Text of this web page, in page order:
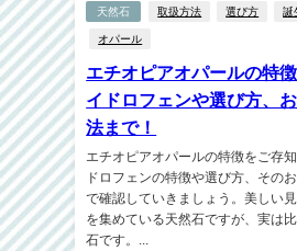
天然石 取扱方法 選び方 誕
オパール
エチオピアオパールの特
イドロフェンや選び方、
法まで！
エチオピアオパールの特徴をご存
ドロフェンの特徴や選び方、その
で確認していきましょう。美しい
を集めている天然石ですが、実は
石です。...